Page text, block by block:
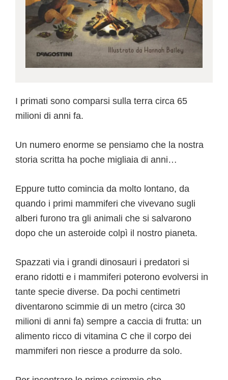
I primati sono comparsi sulla terra circa 65
milioni di anni fa.
Un numero enorme se pensiamo che la nostra
storia scritta ha poche migliaia di anni…
Eppure tutto comincia da molto lontano, da
quando i primi mammiferi che vivevano sugli
alberi furono tra gli animali che si salvarono
dopo che un asteroide colpì il nostro pianeta.
Spazzati via i grandi dinosauri i predatori si
erano ridotti e i mammiferi poterono evolversi in
tante specie diverse. Da pochi centimetri
diventarono scimmie di un metro (circa 30
milioni di anni fa) sempre a caccia di frutta: un
alimento ricco di vitamina C che il corpo dei
mammiferi non riesce a produrre da solo.